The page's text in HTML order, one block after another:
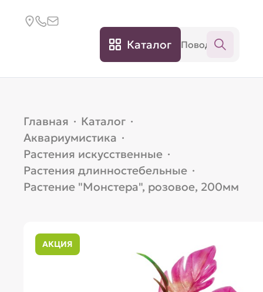
Каталог
Главная · Каталог ·
Аквариумистика ·
Растения искусственные ·
Растения длинностебельные ·
Растение "Монстера", розовое, 200мм
АКЦИЯ